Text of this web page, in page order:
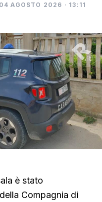
04 AGOSTO 2026 · 13:11
è stato
Compagnia di